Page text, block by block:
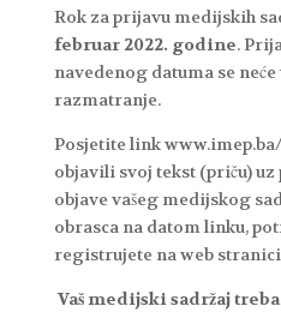
Rok za prijavu medijskih
februar 2022. godine.
navedenog datuma se
razmatranje.
Posjetite link
objavili svoj tekst (priču)
objave vašeg medijskog
obrasca na datom linku,
registrujete na web
Vaš medijski sadržaj